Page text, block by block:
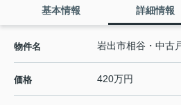
基本情報 詳細情報
物件名 岩出市相谷・中古
価格 420万円